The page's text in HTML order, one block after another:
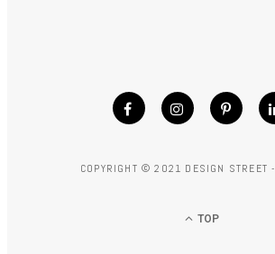
COPYRIGHT © 2021 DESIGN STREET -
TOP